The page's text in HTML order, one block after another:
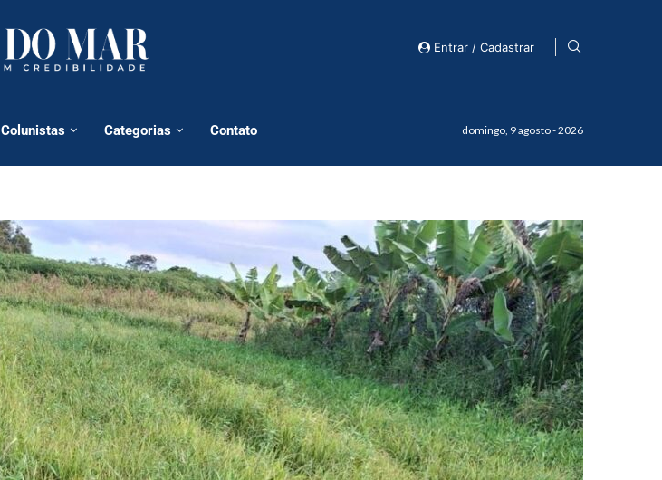
Entrar / Cadastrar
Colunistas Categorias Contato domingo, 9 agosto - 2026